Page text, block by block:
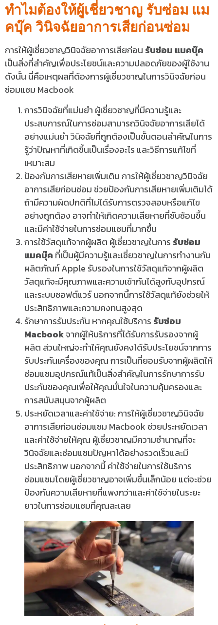
ทำไมต้องให้ผู้เชี่ยวชาญ รับซ่อม แม
คบุ๊ค วินิจฉัยอาการเสียก่อนซ่อม
การให้ผู้เชี่ยวชาญวินิจฉัยอาการเสียก่อน รับซ่อม แมคบุ๊ค
เป็นสิ่งที่สำคัญเพื่อประโยชน์และความปลอดภัยของผู้ใช้งาน
ดังนั้น นี่คือเหตุผลที่ต้องการผู้เชี่ยวชาญในการวินิจฉัยก่อน
ซ่อมแซม Macbook
การวินิจฉัยที่แม่นยำ ผู้เชี่ยวชาญที่มีความรู้และ
ประสบการณ์ในการซ่อมสามารถวินิจฉัยอาการเสียได้
อย่างแม่นยำ วินิจฉัยที่ถูกต้องเป็นขั้นตอนสำคัญในการ
รู้ว่าปัญหาที่เกิดขึ้นเป็นเรื่องอะไร และวิธีการแก้ไขที่
เหมาะสม
ป้องกันการเสียหายเพิ่มเติม การให้ผู้เชี่ยวชาญวินิจฉัย
อาการเสียก่อนซ่อม ช่วยป้องกันการเสียหายเพิ่มเติมได้
ถ้ามีความผิดปกติที่ไม่ได้รับการตรวจสอบหรือแก้ไข
อย่างถูกต้อง อาจทำให้เกิดความเสียหายที่ซับซ้อนขึ้น
และมีค่าใช้จ่ายในการซ่อมแซมที่มากขึ้น
การใช้วัสดุแท้จากผู้ผลิต ผู้เชี่ยวชาญในการ รับซ่อม
แมคบุ๊ค ที่เป็นผู้มีความรู้และเชี่ยวชาญในการทำงานกับ
ผลิตภัณฑ์ Apple รับรองในการใช้วัสดุแท้จากผู้ผลิต
วัสดุแท้จะมีคุณภาพและความเข้ากันได้สูงกับอุปกรณ์
และระบบซอฟต์แวร์ นอกจากนี้การใช้วัสดุแท้ยังช่วยให้
ประสิทธิภาพและความคงทนสูงสุด
รักษาการรับประกัน หากคุณใช้บริการ รับซ่อม
Macbookจากผู้ให้บริการที่ได้รับการรับรองจากผู้
ผลิต ส่วนใหญ่จะทำให้คุณยังคงได้รับประโยชน์จากการ
รับประกันเครื่องของคุณ การเป็นที่ยอมรับจากผู้ผลิตให้
ซ่อมแซมอุปกรณ์แท้เป็นสิ่งสำคัญในการรักษาการรับ
ประกันของคุณเพื่อให้คุณมั่นใจในความคุ้มครองและ
การสนับสนุนจากผู้ผลิต
ประหยัดเวลาและค่าใช้จ่าย: การให้ผู้เชี่ยวชาญวินิจฉัย
อาการเสียก่อนซ่อมแซม Macbook ช่วยประหยัดเวลา
และค่าใช้จ่ายให้คุณ ผู้เชี่ยวชาญมีความชำนาญที่จะ
วินิจฉัยและซ่อมแซมปัญหาได้อย่างรวดเร็วและมี
ประสิทธิภาพ นอกจากนี้ ค่าใช้จ่ายในการใช้บริการ
ซ่อมแซมโดยผู้เชี่ยวชาญอาจเพิ่มขึ้นเล็กน้อย แต่จะช่วย
ป้องกันความเสียหายที่แพงกว่าและค่าใช้จ่ายในระยะ
ยาวในการซ่อมแซมที่คุณละเลย